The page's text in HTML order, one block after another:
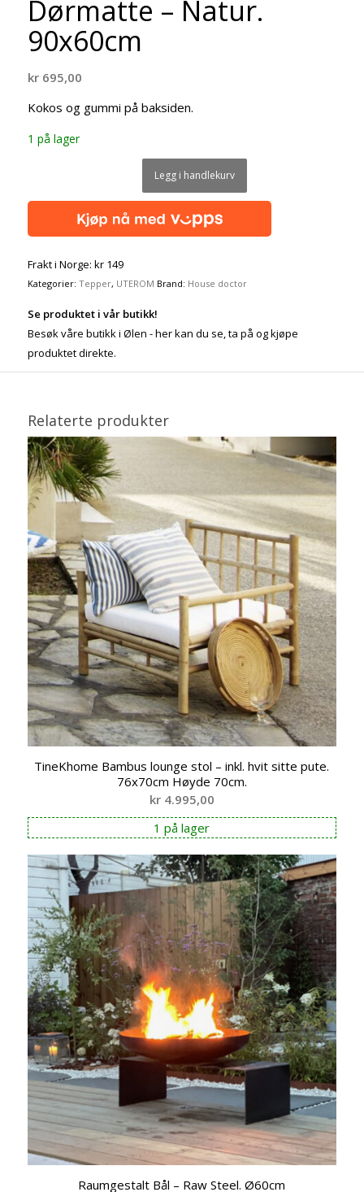
Dørmatte – Natur.
90x60cm
kr695,00
Kokos og gummi på baksiden.
1 på lager
Legg i handlekurv
Frakt i Norge: kr 149
Kategorier: Tepper, UTEROM Brand: House doctor
Se produktet i vår butikk!
Besøk våre butikk i Ølen - her kan du se, ta på og kjøpe
produktet direkte.
Relaterte produkter
TineKhome Bambus lounge stol – inkl. hvit sitte pute.
76x70cm Høyde 70cm.
kr4.995,00
1 på lager
Raumgestalt Bål – Raw Steel. Ø60cm